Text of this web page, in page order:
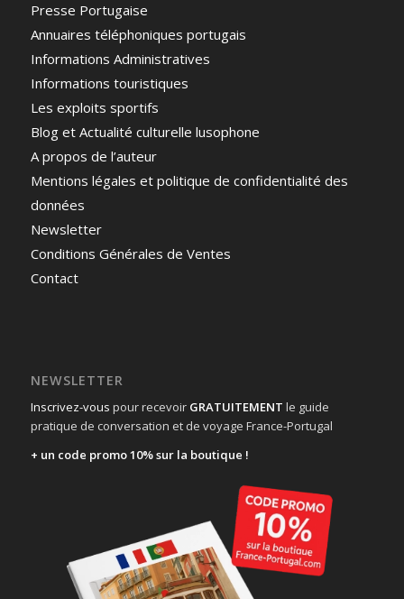
Presse Portugaise
Annuaires téléphoniques portugais
Informations Administratives
Informations touristiques
Les exploits sportifs
Blog et Actualité culturelle lusophone
A propos de l’auteur
Mentions légales et politique de confidentialité des
données
Newsletter
Conditions Générales de Ventes
Contact
NEWSLETTER
Inscrivez-vous pour recevoir GRATUITEMENT le guide
pratique de conversation et de voyage France-Portugal
+ un code promo 10% sur la boutique !